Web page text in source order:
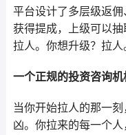
平台设计了多层级返
获得提成，上级可以
拉人。你想升级？拉人
一个正规的投资咨询机
当你开始拉人的那一
凶。你拉来的每一个